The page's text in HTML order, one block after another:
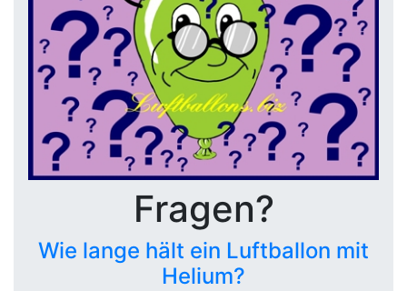
Fragen?
Wie lange hält ein Luftballon mit
Helium?